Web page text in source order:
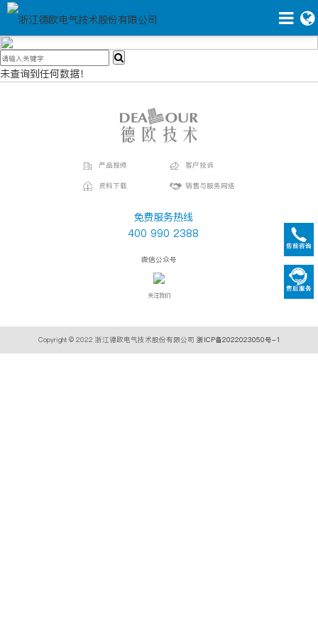
未查询到任何数据！
产品报修
资料下载
客户投诉
销售与服务网络
免费服务热线
400 990 2388
微信公众号
关注我们
Copyright © 2022 浙江德欧电气技术股份有限公司 浙ICP备2022023050号-1